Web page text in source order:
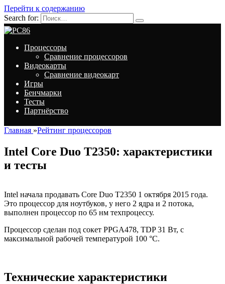
Перейти к содержанию
Search for:
Процессоры
Сравнение процессоров
Видеокарты
Сравнение видеокарт
Игры
Бенчмарки
Тесты
Партнёрство
Главная »Рейтинг процессоров
Intel Core Duo T2350: характеристики
и тесты
Intel начала продавать Core Duo T2350 1 октября 2015 года.
Это процессор для ноутбуков, у него 2 ядра и 2 потока,
выполнен процессор по 65 нм техпроцессу.
Процессор сделан под сокет PPGA478, TDP 31 Вт, с
максимальной рабочей температурой 100 °C.
Технические характеристики